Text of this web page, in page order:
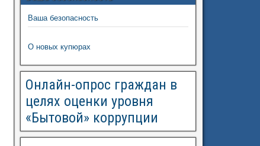
Ваша безопасность
О новых купюрах
Онлайн-опрос граждан в
целях оценки уровня
«Бытовой» коррупции